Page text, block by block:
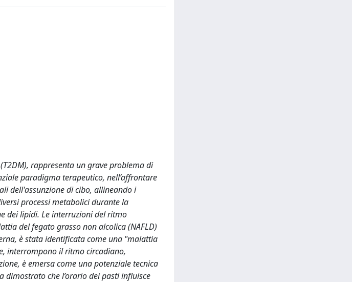
rappresenta un grave problema di
paradigma terapeutico, nell’affrontare
dell'assunzione di cibo, allineando i
processi metabolici durante la
dei lipidi. Le interruzioni del ritmo
del fegato grasso non alcolica (NAFLD)
è stata identificata come una "malattia
interrompono il ritmo circadiano,
è emersa come una potenziale tecnica
che l’orario dei pasti influisce